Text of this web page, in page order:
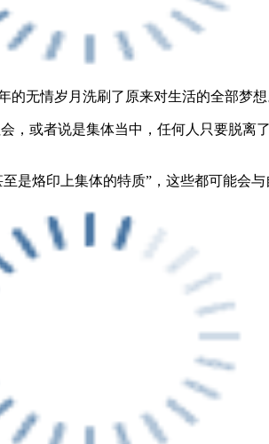
无情岁月洗刷了原来对生活的全部梦想
或者说是集体当中，任何人只要脱离
是烙印上集体的特质”，这些都可能会与